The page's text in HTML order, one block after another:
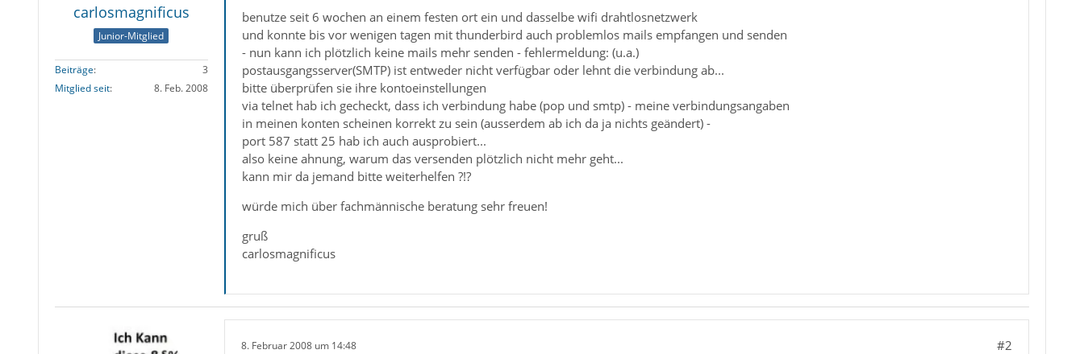
carlosmagnificus
Junior-Mitglied
Beiträge
3
Mitglied seit
8. Feb. 2008
benutze seit 6 wochen an einem festen ort ein und dasselbe wifi drahtlosnetzwerk
und konnte bis vor wenigen tagen mit thunderbird auch problemlos mails empfangen und senden
- nun kann ich plötzlich keine mails mehr senden - fehlermeldung: (u.a.)
postausgangsserver(SMTP) ist entweder nicht verfügbar oder lehnt die verbindung ab...
bitte überprüfen sie ihre kontoeinstellungen
via telnet hab ich gecheckt, dass ich verbindung habe (pop und smtp) - meine verbindungsangaben
in meinen konten scheinen korrekt zu sein (ausserdem ab ich da ja nichts geändert) -
port 587 statt 25 hab ich auch ausprobiert...
also keine ahnung, warum das versenden plötzlich nicht mehr geht...
kann mir da jemand bitte weiterhelfen ?!?
würde mich über fachmännische beratung sehr freuen!
gruß
carlosmagnificus
8. Februar 2008 um 14:48 #2